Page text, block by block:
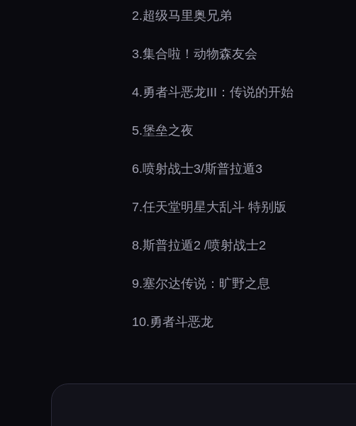
2.超级马里奥兄弟
3.集合啦！动物森友会
4.勇者斗恶龙III：传说的开始
5.堡垒之夜
6.喷射战士3/斯普拉遁3
7.任天堂明星大乱斗 特别版
8.斯普拉遁2 /喷射战士2
9.塞尔达传说：旷野之息
10.勇者斗恶龙